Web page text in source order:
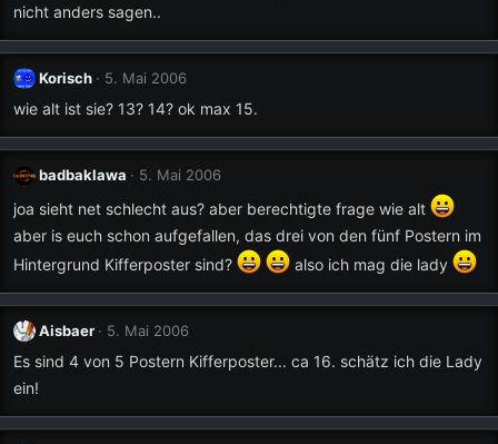
nicht anders sagen..
Korisch 5. Mai 2006
wie alt ist sie? 13? 14? ok max 15.
badbaklawa 5. Mai 2006
joa sieht net schlecht aus? aber berechtigte frage wie alt
aber is euch schon aufgefallen, das drei von den fünf Postern im
Hintergrund Kifferposter sind?
also ich mag die lady
Aisbaer 5. Mai 2006
Es sind 4 von 5 Postern Kifferposter... ca 16. schätz ich die Lady
ein!